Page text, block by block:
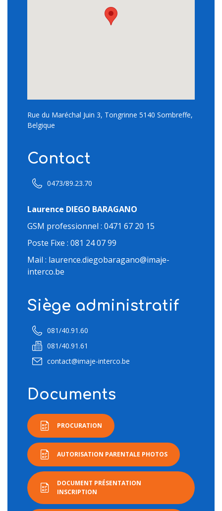
Rue du Maréchal Juin 3, Tongrinne 5140 Sombreffe,
Belgique
Contact
0473/89.23.70
Laurence DIEGO BARAGANO
GSM professionnel : 0471 67 20 15
Poste Fixe : 081 24 07 99
Mail : laurence.diegobaragano@imaje-
interco.be
Siège administratif
081/40.91.60
081/40.91.61
contact@imaje-interco.be
Documents
PROCURATION
AUTORISATION PARENTALE PHOTOS
DOCUMENT PRÉSENTATION
INSCRIPTION